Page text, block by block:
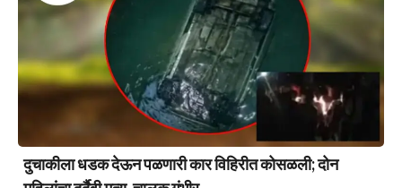
दुचाकीला धडक देऊन पळणारी कार विहिरीत कोसळली; दोन